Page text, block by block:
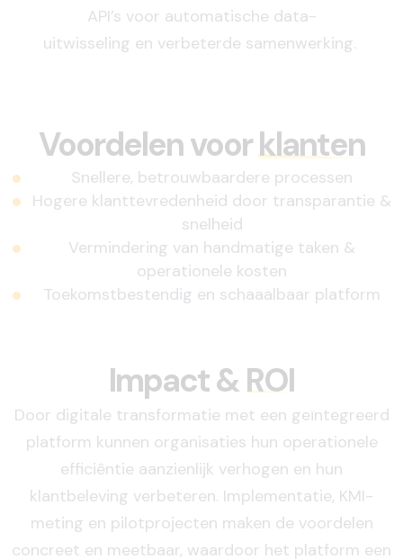
API’s voor automatische data-
uitwisseling en verbeterde samenwerking.
Voordelen voorklanten
Snellere, betrouwbaardere processen
Hogere klanttevredenheid door transparantie &
snelheid
Vermindering van handmatige taken &
operationele kosten
Toekomstbestendig en schaaalbaar platform
Impact &ROI
Door digitale transformatie met een geïntegreerd
platform kunnen organisaties hun operationele
efficiêntie aanzienlijk verhogen en hun
klantbeleving verbeteren. Implementatie, KMI-
meting en pilotprojecten maken de voordelen
concreet en meetbaar, waardoor het platform een